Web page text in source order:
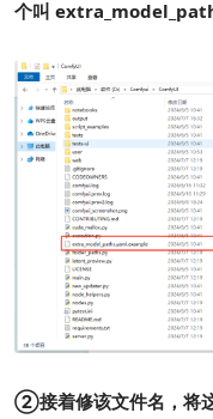
个叫
②接着修该文件名，将